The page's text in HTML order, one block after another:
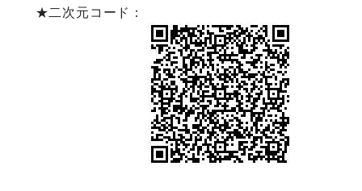
★二次元コード：